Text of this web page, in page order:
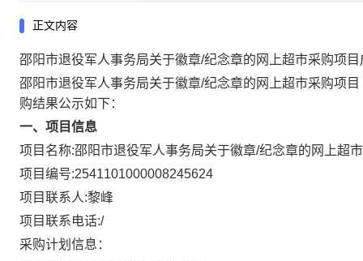
正文内容
邵阳市退役军人事务局关于徽章/纪念章的网上超市采购项
邵阳市退役军人事务局关于徽章/纪念章的网上超市采购项目
购结果公示如下：
一、项目信息
项目名称:邵阳市退役军人事务局关于徽章/纪念章的网上超
项目编号:2541101000008245624
项目联系人:黎峰
项目联系电话:/
采购计划信息：